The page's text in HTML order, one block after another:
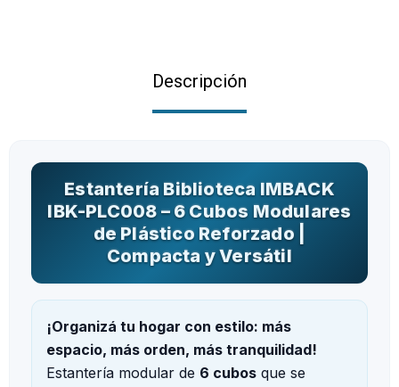
Descripción
Estantería Biblioteca IMBACK
IBK-PLC008 – 6 Cubos Modulares
de Plástico Reforzado |
Compacta y Versátil
¡Organizá tu hogar con estilo: más
espacio, más orden, más tranquilidad!
Estantería modular de 6 cubos que se